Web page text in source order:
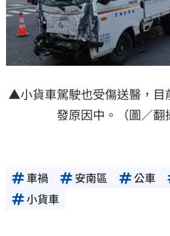
▲小貨車駕駛也受傷送醫，目
發原因中。（圖／翻
車禍 安南區 公車
小貨車